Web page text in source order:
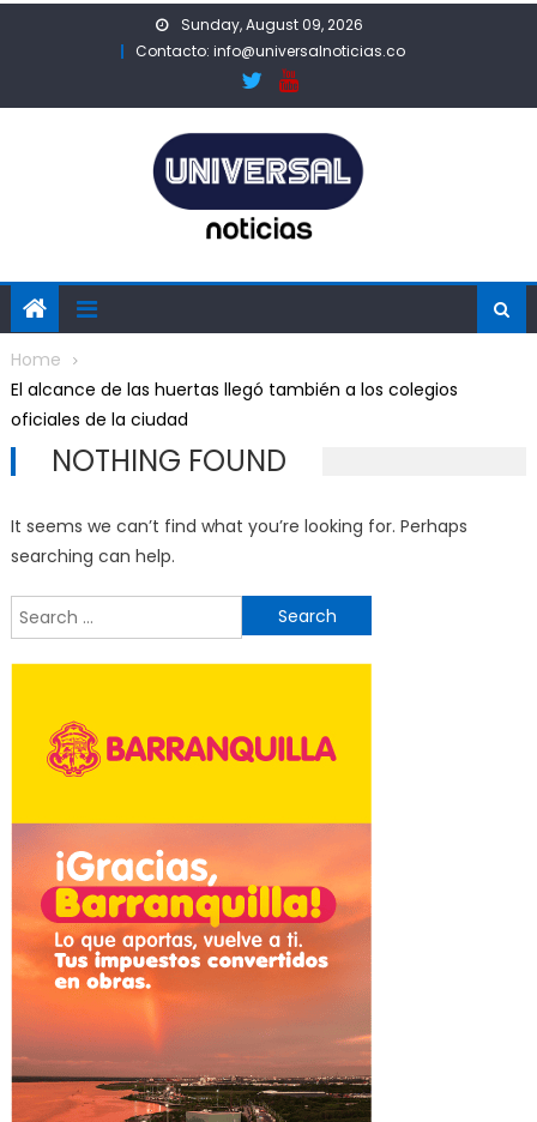
Sunday, August 09, 2026
Contacto: info@universalnoticias.co
Home
El alcance de las huertas llegó también a los colegios
oficiales de la ciudad
NOTHING FOUND
It seems we can’t find what you’re looking for. Perhaps
searching can help.
for: